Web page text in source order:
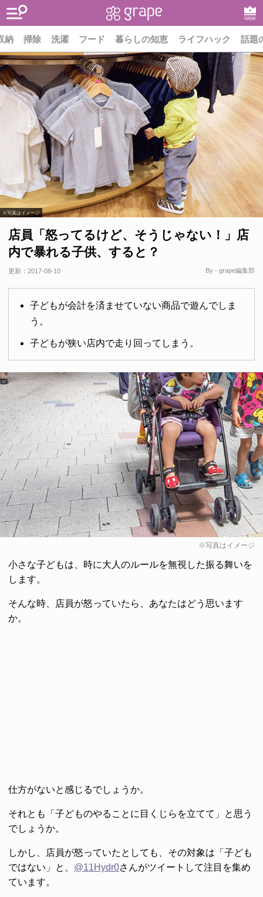
RANK
納 掃除 洗濯 フード 暮らしの知恵 ライフハック 話題
※写真はイメージ
店員「怒ってるけど、そうじゃない！」店
内で暴れる子供、すると？
更新： 2017-08-10 By - grape編集部
子どもが会計を済ませていない商品で遊んでしま
う。
子どもが狭い店内で走り回ってしまう。
※写真はイメージ
小さな子どもは、時に大人のルールを無視した振る舞いを
します。
そんな時、店員が怒っていたら、あなたはどう思います
か。
仕方がないと感じるでしょうか。
それとも「子どものやることに目くじらを立てて」と思う
でしょうか。
しかし、店員が怒っていたとしても、その対象は「子ども
ではない」と、 @11Hydr0さんがツイートして注目を集め
ています。